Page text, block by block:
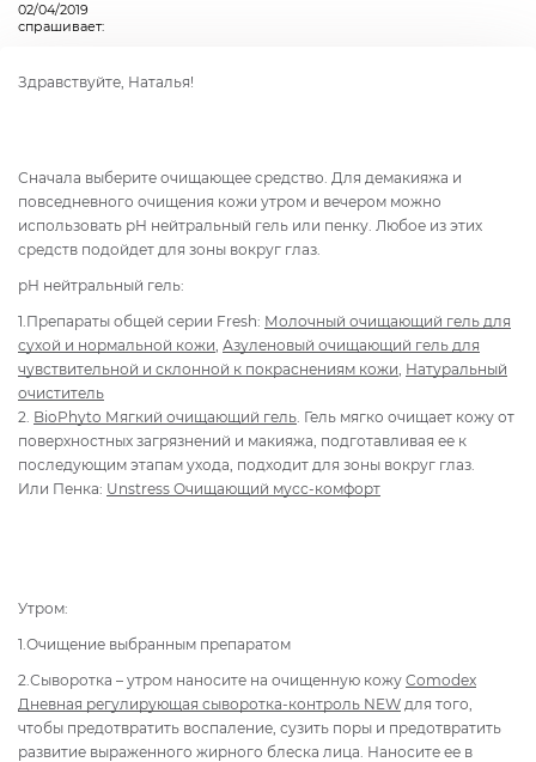
02/04/2019
спрашивает:
Здравствуйте, Наталья!
Сначала выберите очищающее средство. Для демакияжа и
повседневного очищения кожи утром и вечером можно
использовать рН нейтральный гель или пенку. Любое из этих
средств подойдет для зоны вокруг глаз.
рН нейтральный гель:
1.Препараты общей серии Fresh: Молочный очищающий гель для
сухой и нормальной кожи Азуленовый очищающий гель для
чувствительной и склонной к покраснениям кожи Натуральный
очиститель
2. BioPhyto Мягкий очищающий гель . Гель мягко очищает кожу от
поверхностных загрязнений и макияжа, подготавливая ее к
последующим этапам ухода, подходит для зоны вокруг глаз.
Или Пенка: Unstress Очищающий мусс-комфорт
Утром:
1.Очищение выбранным препаратом
2.Сыворотка – утром наносите на очищенную кожу Comodex
Дневная регулирующая сыворотка-контроль NEW для того,
чтобы предотвратить воспаление, сузить поры и предотвратить
развитие выраженного жирного блеска лица. Наносите ее в